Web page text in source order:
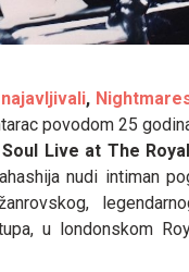
,
povodom 25
Live at The
nudi intiman
u londonskom